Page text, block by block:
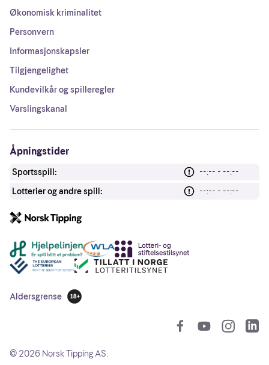
Økonomisk kriminalitet
Personvern
Informasjonskapsler
Tilgjengelighet
Kundevilkår og spilleregler
Varslingskanal
Åpningstider
Sportsspill:
--:-- - --:--
Lotterier og andre spill:
--:-- - --:--
Andre lenker
Aldersgrense
18 år
© 2026 Norsk Tipping AS.